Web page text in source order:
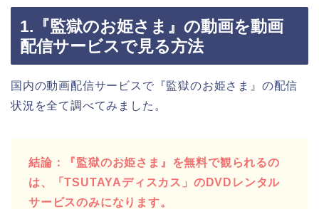
1.『監獄のお姫さま』の動画を動画
配信サービスで見る方法
国内の動画配信サービスで『監獄のお姫さま』の配信
状況を全て調べてみました。
結論：『監獄のお姫さま』を無料で観られるの
は、「TSUTAYAディスカス」のDVDレンタル
サービスのみになります。